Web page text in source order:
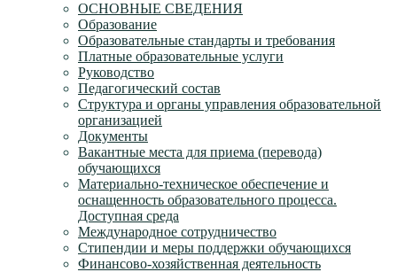
ОСНОВНЫЕ СВЕДЕНИЯ
Образование
Образовательные стандарты и требования
Платные образовательные услуги
Руководство
Педагогический состав
Структура и органы управления образовательной
организацией
Документы
Вакантные места для приема (перевода)
обучающихся
Материально-техническое обеспечение и
оснащенность образовательного процесса.
Доступная среда
Международное сотрудничество
Стипендии и меры поддержки обучающихся
Финансово-хозяйственная деятельность